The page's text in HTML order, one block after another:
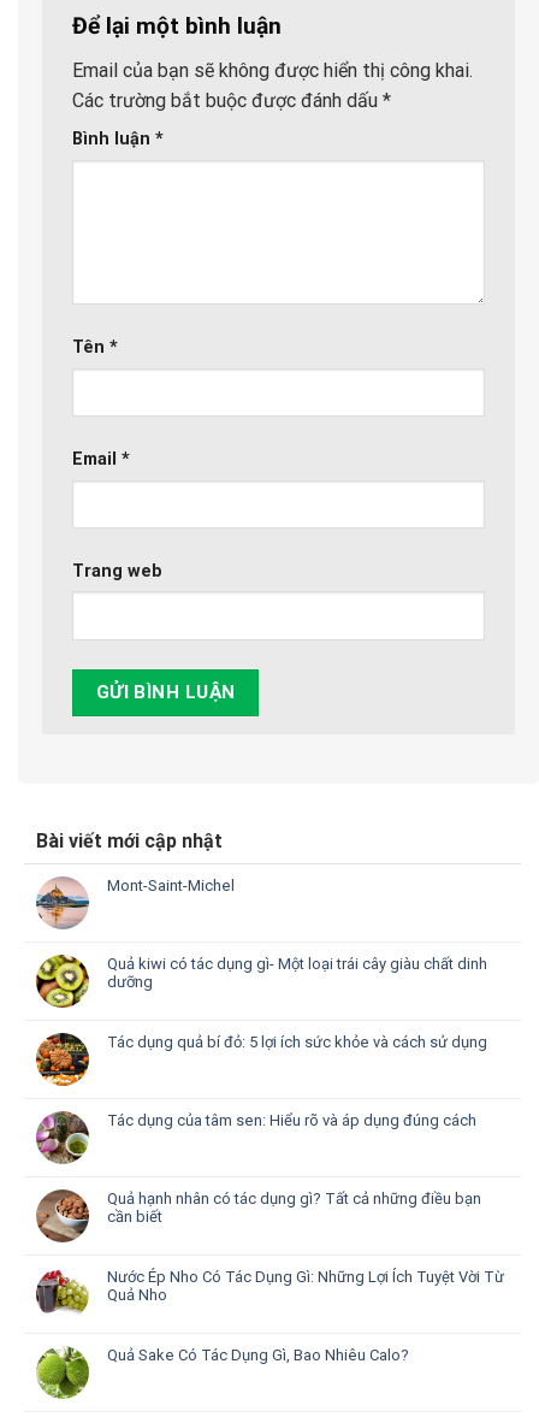
Để lại một bình luận
Email của bạn sẽ không được hiển thị công khai.
Các trường bắt buộc được đánh dấu *
Bình luận *
Tên *
Email *
Trang web
Bài viết mới cập nhật
Mont-Saint-Michel
Quả kiwi có tác dụng gì- Một loại trái cây giàu chất dinh
dưỡng
Tác dụng quả bí đỏ: 5 lợi ích sức khỏe và cách sử dụng
Tác dụng của tâm sen: Hiểu rõ và áp dụng đúng cách
Quả hạnh nhân có tác dụng gì? Tất cả những điều bạn
cần biết
Nước Ép Nho Có Tác Dụng Gì: Những Lợi Ích Tuyệt Vời Từ
Quả Nho
Quả Sake Có Tác Dụng Gì, Bao Nhiêu Calo?